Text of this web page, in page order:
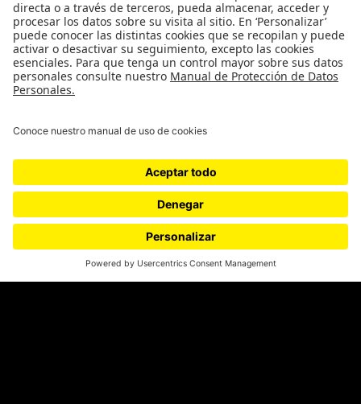
Ciudad
Movilización social
Podcasts
Ediciones especiales
Proyectos 070